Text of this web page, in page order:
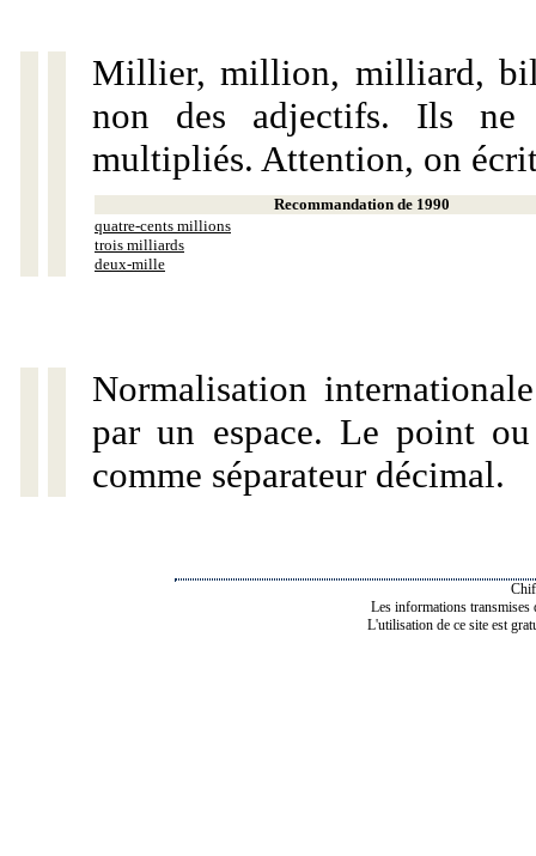
Millier, million, milliard,
non des adjectifs. Ils ne
multipliés. Attention, on
Recommandation de 1990
quatre-cents millions
trois milliards
deux-mille
Normalisation
par un espace. Le point
comme séparateur décimal.
Les informations transmises
L'utilisation de ce site est